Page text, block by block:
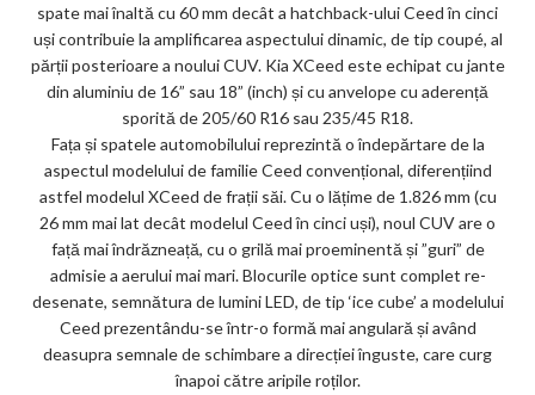
spate mai înaltă cu 60 mm decât a hatchback-ului Ceed în cinci
uși contribuie la amplificarea aspectului dinamic, de tip coupé, al
părții posterioare a noului CUV. Kia XCeed este echipat cu jante
din aluminiu de 16” sau 18” (inch) și cu anvelope cu aderență
sporită de 205/60 R16 sau 235/45 R18.
Fața și spatele automobilului reprezintă o îndepărtare de la
aspectul modelului de familie Ceed convențional, diferențiind
astfel modelul XCeed de frații săi. Cu o lățime de 1.826 mm (cu
26 mm mai lat decât modelul Ceed în cinci uși), noul CUV are o
față mai îndrăzneață, cu o grilă mai proeminentă și ”guri” de
admisie a aerului mai mari. Blocurile optice sunt complet re-
desenate, semnătura de lumini LED, de tip ‘ice cube’ a modelului
Ceed prezentându-se într-o formă mai angulară și având
deasupra semnale de schimbare a direcției înguste, care curg
înapoi către aripile roților.